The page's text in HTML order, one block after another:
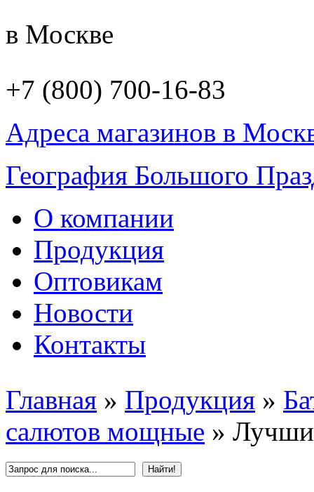
в Москве
+7 (800) 700-16-83
Адреса магазинов в
География Большого
О компании
Продукция
Оптовикам
Новости
Контакты
Главная » Продукция »
салютов мощные »